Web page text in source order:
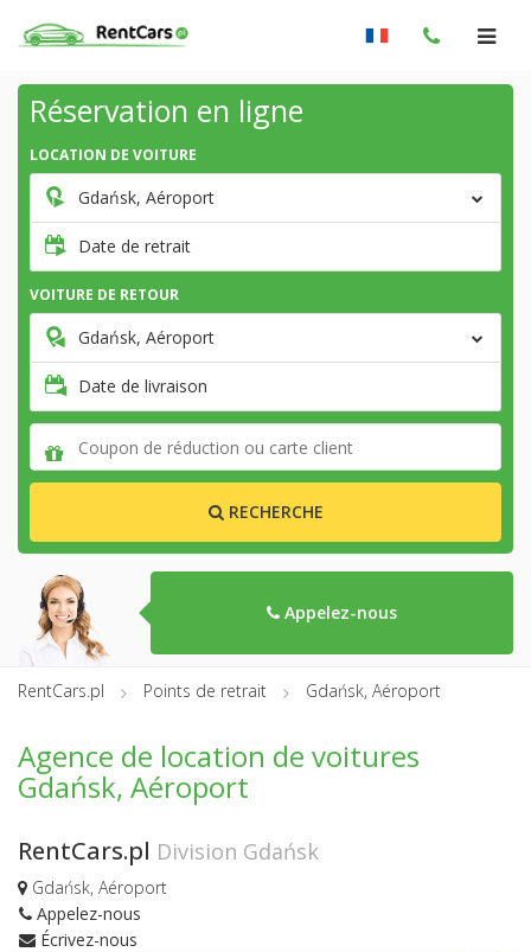
Réservation en ligne
LOCATION DE VOITURE
Gdańsk, Aéroport
Date de retrait
VOITURE DE RETOUR
Gdańsk, Aéroport
Date de livraison
RECHERCHE
Appelez-nous
RentCars.pl Points de retrait Gdańsk, Aéroport
Agence de location de voitures
Gdańsk, Aéroport
RentCars.pl Division Gdańsk
Gdańsk, Aéroport
Appelez-nous
Écrivez-nous